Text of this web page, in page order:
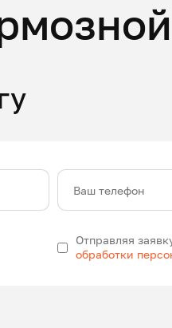
Ваш телефон
Отправляя
обработки